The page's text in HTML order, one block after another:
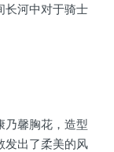
长河中对于骑士
乃馨胸花，造型
发出了柔美的风